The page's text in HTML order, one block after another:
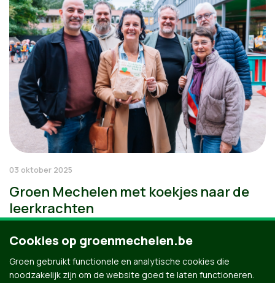
03 oktober 2025
Groen Mechelen met koekjes naar de
leerkrachten
Cookies op groenmechelen.be
Groen gebruikt functionele en analytische cookies die
noodzakelijk zijn om de website goed te laten functioneren.